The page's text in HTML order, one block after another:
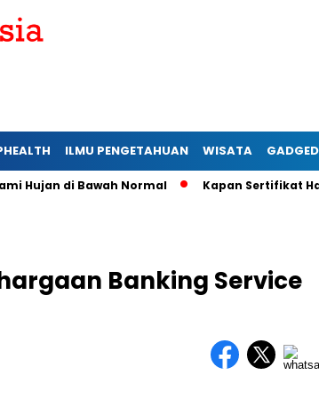
ILMU PENGETAHUAN WISATA GADGED
di Bawah Normal Kapan Sertifikat Halal
Banking Service